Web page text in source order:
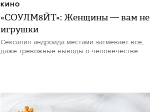
«СОУЛМ8ЙТ»: Женщины — вам не
игрушки
Сексапил андроида местами затмевает все,
даже тревожные выводы о человечестве
КИНО